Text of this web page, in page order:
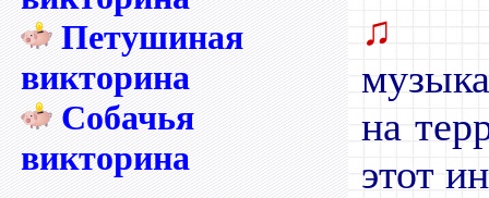
Петушиная
викторина
Собачья
викторина
♫
на
этот